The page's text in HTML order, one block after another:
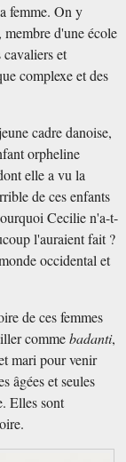
femme. On y
membre d'une école
et
complexe et des
cadre danoise,
orpheline
elle a vu la
de ces enfants
Cecilie n'a-t-
l'auraient fait ?
occidental et
de ces femmes
commebadanti,
mari pour venir
âgées et seules
Elles sont